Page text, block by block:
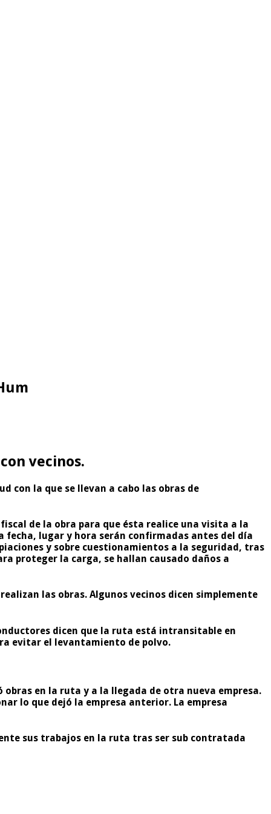
vecinos.
con la que se llevan a cabo las obras de
de la obra para que ésta realice una visita a la
lugar y hora serán confirmadas antes del día
y sobre cuestionamientos a la seguridad, tras
proteger la carga, se hallan causado daños a
las obras. Algunos vecinos dicen simplemente
dicen que la ruta está intransitable en
evitar el levantamiento de polvo.
en la ruta y a la llegada de otra nueva empresa.
lo que dejó la empresa anterior. La empresa
sus trabajos en la ruta tras ser sub contratada